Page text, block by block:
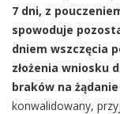
7 dni, z
spowoduje
dniem wszczęcia
złożenia wniosku
braków na
konwalidowany,